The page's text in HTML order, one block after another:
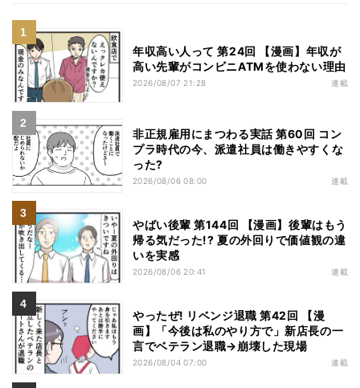
年収高い人って 第24回 【漫画】年収が
高い先輩がコンビニATMを使わない理由
2026/08/07 21:28 連載
非正規雇用にまつわる実話 第60回 コン
プラ時代の今、派遣社員は働きやすくな
った?
2026/08/06 08:00 連載
やばい後輩 第144回 【漫画】後輩はもう
帰る気だった!? 夏の外回りで価値観の違
いを実感
2026/08/06 20:41 連載
やったぜ! リベンジ退職 第42回 【漫
画】「今後は私のやり方で」新店長の一
言でベテラン退職→崩壊した現場
2026/08/04 07:00 連載